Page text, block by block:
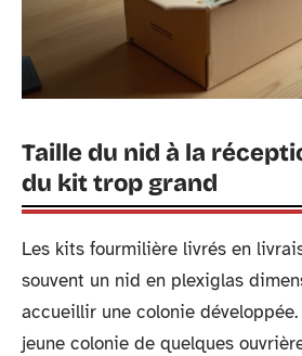
Taille du nid à la
du kit trop grand
Les kits fourmilière livrés en
souvent un nid en plexiglas
accueillir une colonie
jeune colonie de quelques